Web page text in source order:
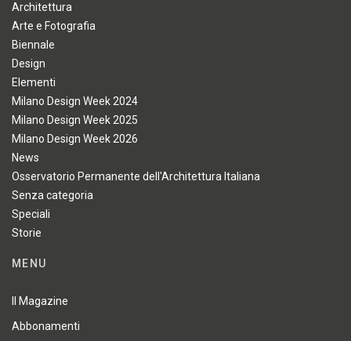
Architettura
Arte e Fotografia
Biennale
Design
Elementi
Milano Design Week 2024
Milano Design Week 2025
Milano Design Week 2026
News
Osservatorio Permanente dell'Architettura Italiana
Senza categoria
Speciali
Storie
MENU
Il Magazine
Abbonamenti